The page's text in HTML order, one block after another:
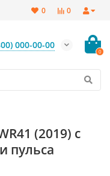
0
0
000-00-00
0
(2019) с
пульса